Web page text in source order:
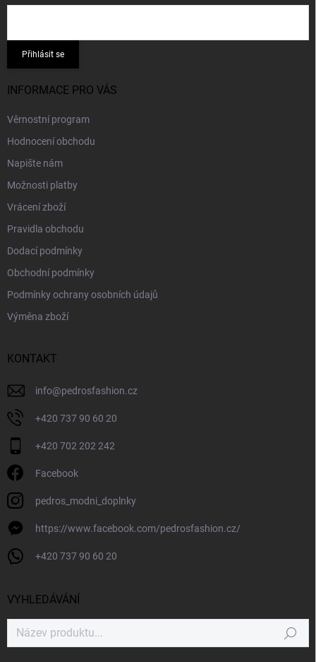
Přihlásit se
INFORMACE PRO VÁS
Věrnostní program
Hodnocení obchodu
Napište nám
Možnosti platby
Vrácení zboží
Pravidla obchodu
Dodací podmínky
Obchodní podmínky
Podmínky ochrany osobních údajů
Výměna zboží
KONTAKT
info@pedrosfashion.cz
+420 737 90 60 20
+420 702 202 242
Facebook
pedros_modni_doplnky
https://www.facebook.com/pedrosfashion.cz/
+420 737 90 60 20
VYHLEDÁVÁNÍ
Hledat